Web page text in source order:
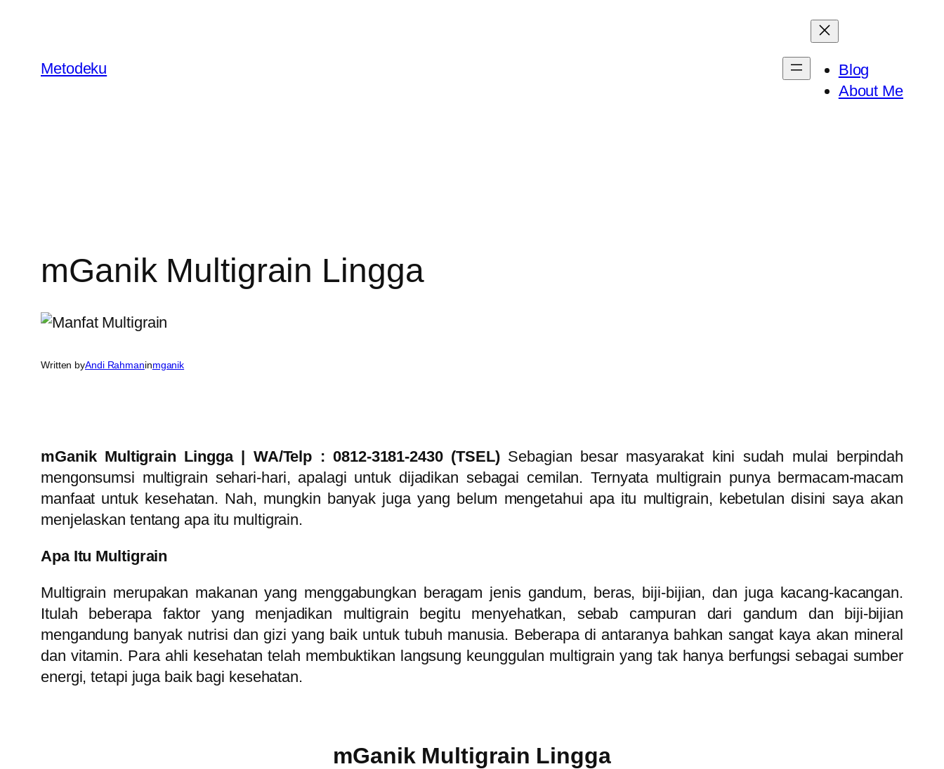
Metodeku
Blog
About Me
mGanik Multigrain Lingga
Written byAndi Rahmaninmganik
mGanik Multigrain Lingga | WA/Telp : 0812-3181-2430 (TSEL) Sebagian besar masyarakat kini sudah mulai berpindah
mengonsumsi multigrain sehari-hari, apalagi untuk dijadikan sebagai cemilan. Ternyata multigrain punya bermacam-macam
manfaat untuk kesehatan. Nah, mungkin banyak juga yang belum mengetahui apa itu multigrain, kebetulan disini saya akan
menjelaskan tentang apa itu multigrain.
Apa Itu Multigrain
Multigrain merupakan makanan yang menggabungkan beragam jenis gandum, beras, biji-bijian, dan juga kacang-kacangan.
Itulah beberapa faktor yang menjadikan multigrain begitu menyehatkan, sebab campuran dari gandum dan biji-bijian
mengandung banyak nutrisi dan gizi yang baik untuk tubuh manusia. Beberapa di antaranya bahkan sangat kaya akan mineral
dan vitamin. Para ahli kesehatan telah membuktikan langsung keunggulan multigrain yang tak hanya berfungsi sebagai sumber
energi, tetapi juga baik bagi kesehatan.
mGanik Multigrain Lingga